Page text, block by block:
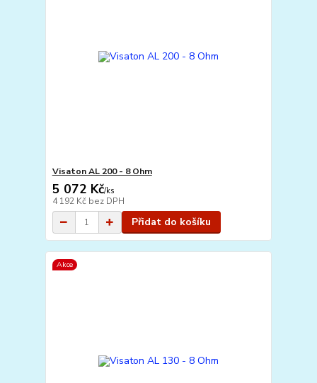
Visaton AL 200 - 8 Ohm
5 072 Kč/ks
4 192 Kč bez DPH
Přidat do košíku
Akce